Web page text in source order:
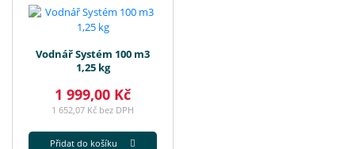
Vodnář Systém 100 m3
1,25 kg
1 999,00 Kč
1 652,07 Kč bez DPH
Přidat do košíku